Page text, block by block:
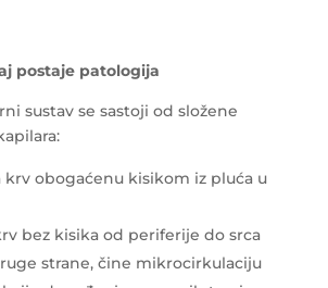
postaje patologija
sustav se sastoji od složene
krv obogaćenu kisikom iz pluća u
bez kisika od periferije do srca
strane, čine mikrocirkulaciju